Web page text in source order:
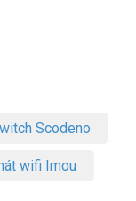
Scodeno
wifi Imou